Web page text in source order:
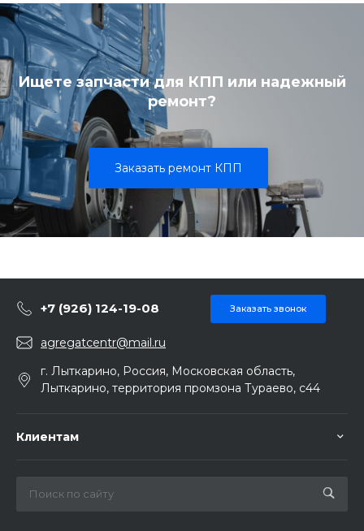
Ищете запчасти для КПП или надежный
ремонт?
Заказать ремонт КПП
+7 (926) 124-19-08 Заказать звонок
agregatcentr@mail.ru
г. Лыткарино, Россия, Московская область,
Лыткарино, территория промзона Тураево, с44
Клиентам